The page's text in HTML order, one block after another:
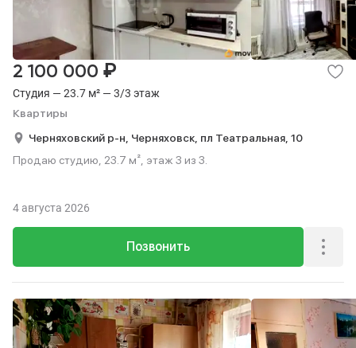
Студия — 23.7 м² — 3/3 этаж
Квартиры
2 100 000 ₽
Черняховский р-н, Черняховск, пл Театральная, 10
Продаю студию, 23.7 м², этаж 3 из 3.
Позвонить
4 августа 2026